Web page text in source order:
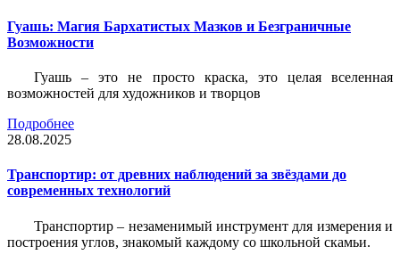
Гуашь: Магия Бархатистых Мазков и Безграничные
Возможности
Гуашь – это не просто краска, это целая вселенная
возможностей для художников и творцов
Подробнее
28.08.2025
Транспортир: от древних наблюдений за звёздами до
современных технологий
Транспортир – незаменимый инструмент для измерения и
построения углов, знакомый каждому со школьной скамьи.